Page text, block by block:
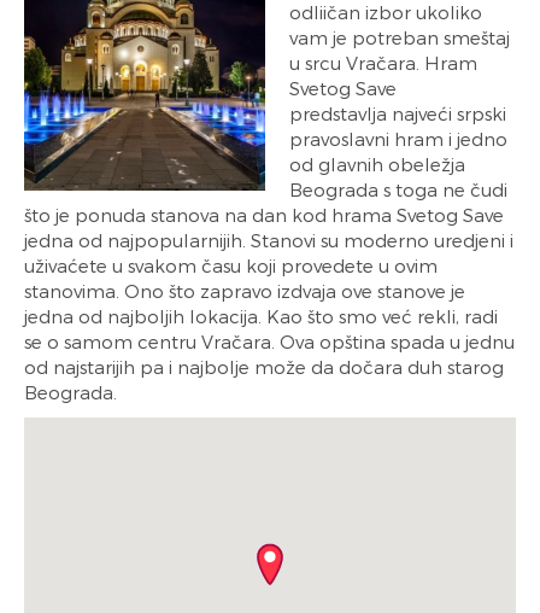
odliičan izbor ukoliko
vam je potreban smeštaj
u srcu Vračara. Hram
Svetog Save
predstavlja najveći srpski
pravoslavni hram i jedno
od glavnih obeležja
Beograda s toga ne čudi
što je ponuda stanova na dan kod hrama Svetog Save
jedna od najpopularnijih. Stanovi su moderno uredjeni i
uživaćete u svakom času koji provedete u ovim
stanovima. Ono što zapravo izdvaja ove stanove je
jedna od najboljih lokacija. Kao što smo već rekli, radi
se o samom centru Vračara. Ova opština spada u jednu
od najstarijih pa i najbolje može da dočara duh starog
Beograda.